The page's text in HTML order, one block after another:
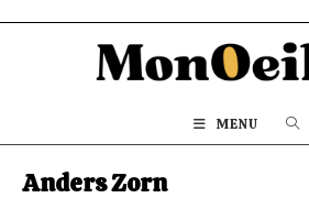
to
MENU
Anders Zorn